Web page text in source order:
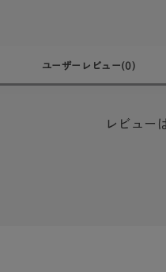
ユーザーレビュー(0)
レビュー